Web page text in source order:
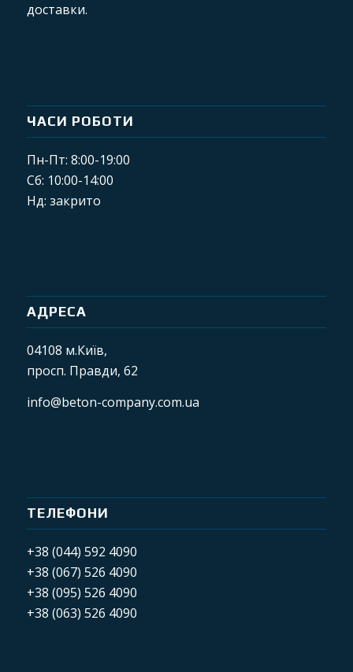
доставки.
ЧАСИ РОБОТИ
Пн-Пт: 8:00-19:00
Сб: 10:00-14:00
Нд: закрито
АДРЕСА
04108 м.Київ,
просп. Правди, 62
info@beton-company.com.ua
ТЕЛЕФОНИ
+38 (044) 592 4090
+38 (067) 526 4090
+38 (095) 526 4090
+38 (063) 526 4090